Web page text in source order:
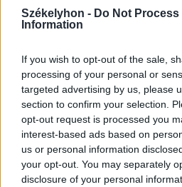
Székelyhon - Do Not Process
Information
If you wish to opt-out of the sale,
processing of your personal or
targeted advertising by us, please
section to confirm your selection.
opt-out request is processed you
interest-based ads based on
us or personal information
your opt-out. You may separately
disclosure of your personal
2018. március 02., péntek
6400 állást hirdet
hadsereg